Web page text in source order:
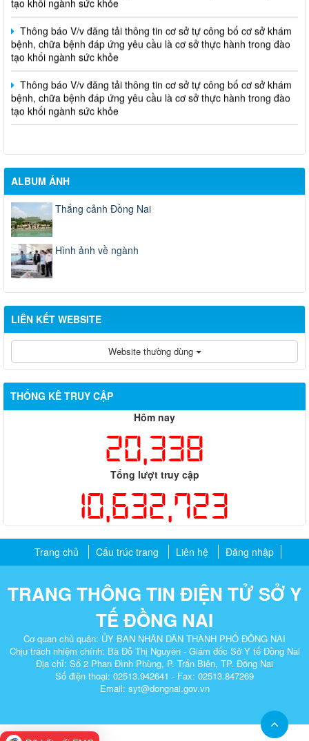
Thông báo V/v đăng tải thông tin cơ sở tự công bố cơ sở khám
bệnh, chữa bệnh đáp ứng yêu cầu là cơ sở thực hành trong đào
tạo khối ngành sức khỏe
Thông báo V/v đăng tải thông tin cơ sở tự công bố cơ sở khám
bệnh, chữa bệnh đáp ứng yêu cầu là cơ sở thực hành trong đào
tạo khối ngành sức khỏe
ALBUM ẢNH
Thắng cảnh Đồng Nai
Hình ảnh về ngành
LIÊN KẾT WEBSITE
Website thường dùng
THỐNG KÊ TRUY CẬP
Hôm nay
20,338
Tổng lượt truy cập
10,632,723
Trang chủ Cấu trúc trang Liên hệ Đăng nhập
TRANG THÔNG TIN ĐIỆN TỬ SỞ Y
TẾ ĐỒNG NAI
Cơ quan chủ quản: ỦY BAN NHÂN DÂN THÀNH PHỐ ĐỒNG NAI
Chịu trách nhiệm chính: Bà Đỗ Thị Nguyên - Giám đốc Sở Y tế Đồng Nai
Địa chỉ: Số 2 Phan Đình Phùng, P. Trấn Biên, TP. Đồng Nai​
Số điện thoại: 02513.942641 - Fax: 02513.847269
Email: syt@dongnai.gov.vn